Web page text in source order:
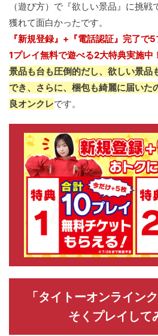
（遊び方）で『欲しい景品』に挑戦
獲れて面白かったです。
『新規登録』+『電話認証』完了で
1プレイ無料で遊べる2大特典実施中！
景品も台も圧倒的だし、欲しい景品
でき、さらに、梱包も綺麗に届いた
良オンクレです。
「タイトーオンライン
そくプレイして